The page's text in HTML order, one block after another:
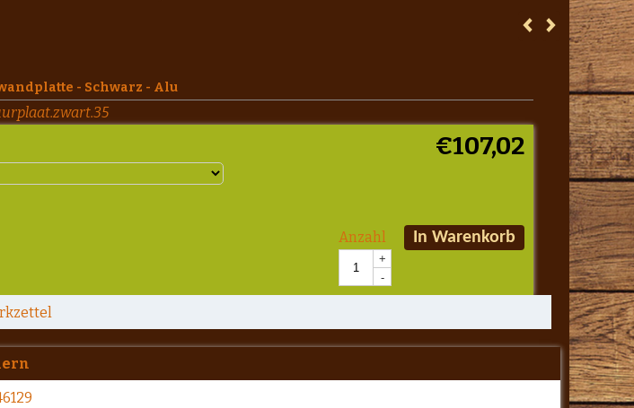
- Schwarz - Alu
€107,02
Anzahl
+
-
In Warenkorb